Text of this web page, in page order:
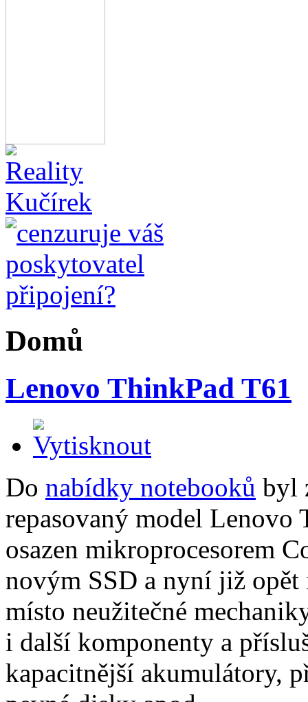
Domů
Lenovo ThinkPad T61
Do nabídky notebooků byl
repasovaný model Lenovo
osazen mikroprocesorem
novým SSD a nyní již opět
místo neužitečné
i další komponenty a
kapacitnější akumulátory,